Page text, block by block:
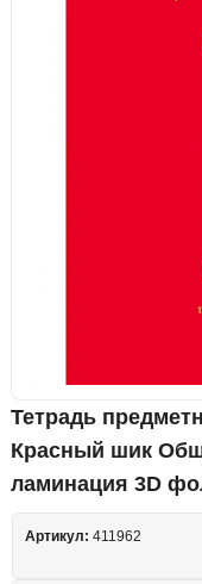
Тетрадь
Красный шик
ламинация 3D
Артикул: 411962